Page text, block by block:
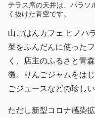
テラス席の天井は、パラソ
く抜けた青空です。
山ごはんカフェ ヒノハ
菜をふんだんに使った
く、店主のふるさと青
徴。りんごジャムをは
ごジュースなどの珍し
ただし新型コロナ感染